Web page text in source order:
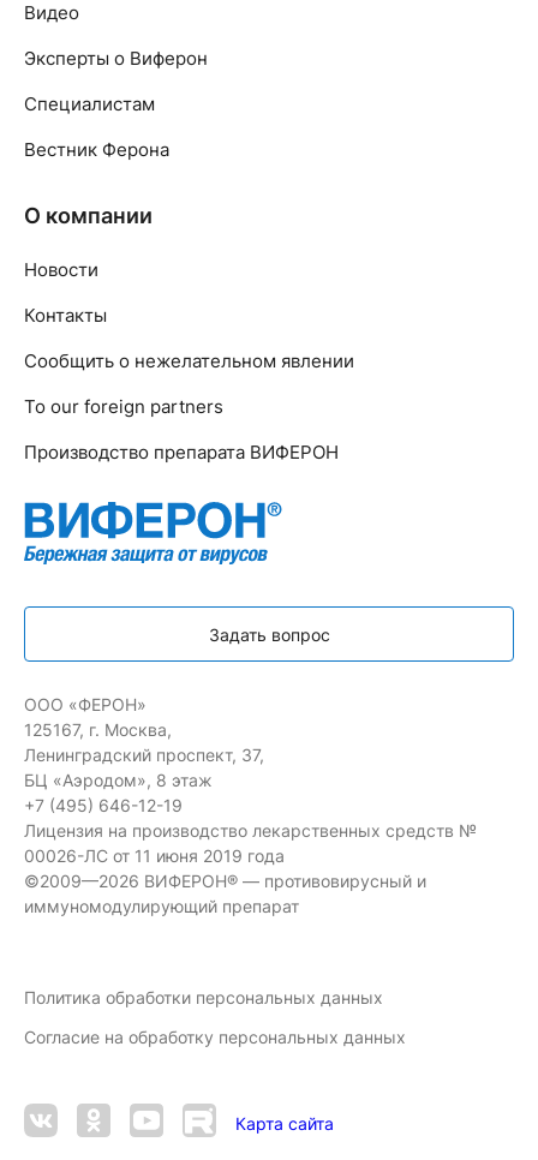
Видео
Эксперты о Виферон
Специалистам
Вестник Ферона
О компании
Новости
Контакты
Сообщить о нежелательном явлении
To our foreign partners
Производство препарата ВИФЕРОН
Задать вопрос
ООО «ФЕРОН»
125167, г. Москва,
Ленинградский проспект, 37,
БЦ «Аэродом», 8 этаж
+7 (495) 646-12-19
Лицензия на производство лекарственных средств №
00026-ЛС от 11 июня 2019 года
©2009—2026 ВИФЕРОН® — противовирусный и
иммуномодулирующий препарат
Политика обработки персональных данных
Согласие на обработку персональных данных
Карта сайта